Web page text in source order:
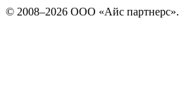
© 2008–2026 ООО «Айс партнерс».